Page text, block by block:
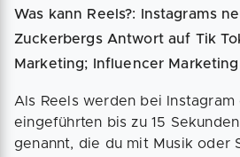
Was kann Reels?: Instagrams
Zuckerbergs Antwort auf Tik
Marketing; Influencer Marketing
Als Reels werden bei
eingeführten bis zu 15
genannt, die du mit Musik oder